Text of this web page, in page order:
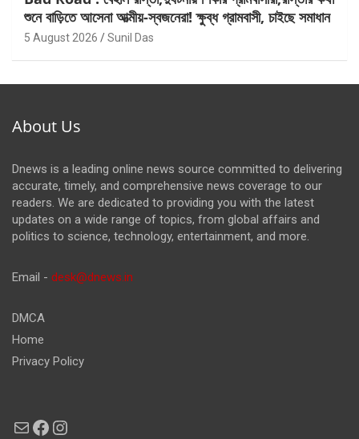
শুনে বাড়িতে আসেনা আত্মীয়-স্বজনেরা! ক্ষুব্ধ গ্রামবাসী, চাইছে সমাধান
5 August 2026 Sunil Das
About Us
Dnews is a leading online news source committed to delivering
accurate, timely, and comprehensive news coverage to our
readers. We are dedicated to providing you with the latest
updates on a wide range of topics, from global affairs and
politics to science, technology, entertainment, and more.
Email - desk@dnews.in
DMCA
Home
Privacy Policy
MailFacebook
Instagram